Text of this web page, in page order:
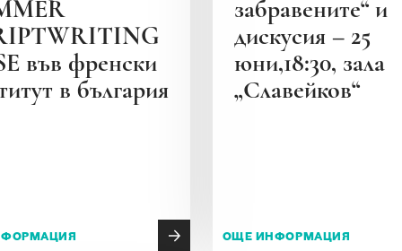
във френски
в българия
забравените“ и
дискусия – 25
юни,18:30, зала
„Славейков“
ОЩЕ ИНФОРМАЦИЯ